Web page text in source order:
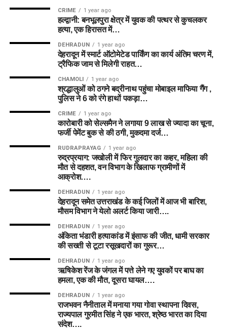
CRIME 1 year ago
हल्द्वानी: बनभूलपुरा क्षेत्र में युवक की पत्थर से कुचलकर
हत्या, एक हिरासत में…
DEHRADUN 1 year ago
देहरादून में स्मार्ट ऑटोमेटेड पार्किंग का कार्य अंतिम चरण में,
ट्रैफिक जाम से मिलेगी राहत…
CHAMOLI 1 year ago
श्रद्धालुओं को ठगने बद्रीनाथ पहुंचा मोबाइल माफिया गैंग ,
पुलिस ने 6 को रंगे हाथों पकड़ा…
CRIME 1 year ago
कारोबारी को सेल्समैन ने लगाया 9 लाख से ज्यादा का चूना,
फर्जी पेमेंट बुक से की ठगी, मुकदमा दर्ज…
RUDRAPRAYAG 1 year ago
रुद्रप्रयाग: जखोली में फिर गुलदार का कहर, महिला की
मौत से दहशत, वन विभाग के खिलाफ ग्रामीणों में
आक्रोश….
DEHRADUN 1 year ago
देहरादून समेत उत्तराखंड के कई जिलों में आज भी बारिश,
मौसम विभाग ने येलो अलर्ट किया जारी….
DEHRADUN 1 year ago
अंकिता भंडारी हत्याकांड में इंसाफ की जीत, धामी सरकार
की सख्ती से टूटा रसूखदारों का गुरूर…
DEHRADUN 1 year ago
ऋषिकेश रेंज के जंगल में पत्ते लेने गए युवकों पर बाघ का
हमला, एक की मौत, दूसरा घायल….
DEHRADUN 1 year ago
राजभवन नैनीताल में मनाया गया गोवा स्थापना दिवस,
राज्यपाल गुरमीत सिंह ने एक भारत, श्रेष्ठ भारत का दिया
संदेश….